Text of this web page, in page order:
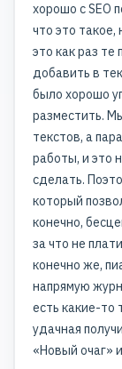
хорошо с SEO
что это
это как раз
добавить в
было хорошо
разместить.
текстов, а
работы, и это
сделать.
который
конечно,
за что не
конечно же,
напрямую
есть какие-то
удачная
«Новый очаг»